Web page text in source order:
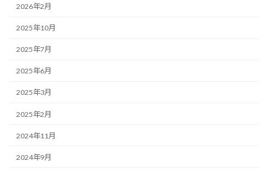
2026年2月
2025年10月
2025年7月
2025年6月
2025年3月
2025年2月
2024年11月
2024年9月